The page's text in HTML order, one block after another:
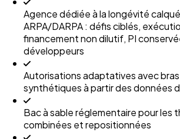
Agence dédiée à la longévité
ARPA/DARPA : défis ciblés,
financement non dilutif, PI
développeurs
Autorisations adaptatives avec
synthétiques à partir des données
Bac à sable réglementaire pour les
combinées et repositionnées